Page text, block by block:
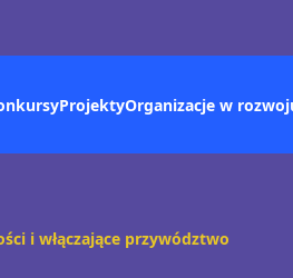
ProjektyOrganizacje w
i włączające przywództwo